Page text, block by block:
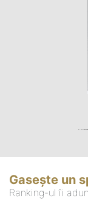
Gasește un
Ranking-ul îi